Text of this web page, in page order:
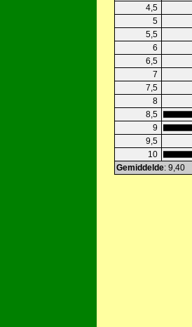
4,5
5
5,5
6
6,5
7
7,5
8
8,5
9
9,5
10
Gemiddelde: 9,40